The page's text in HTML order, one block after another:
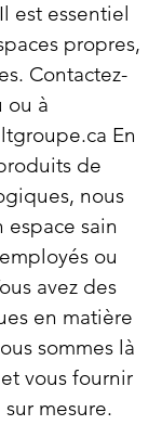
est essentiel
propres,
Contactez-
ou à
En
de
nous
espace sain
ou
avez des
en matière
sommes là
vous fournir
mesure.